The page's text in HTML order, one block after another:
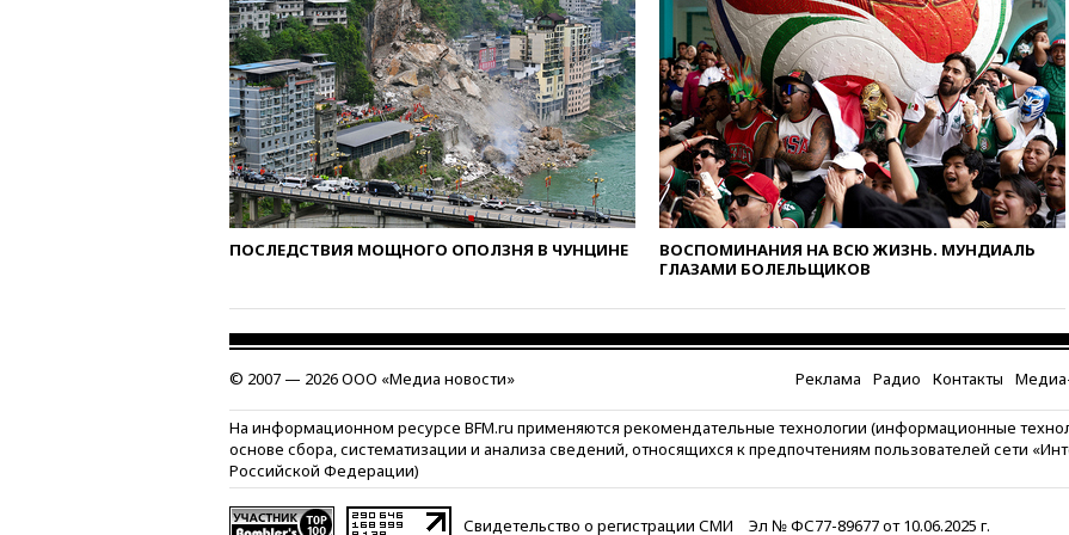
вчера, 17:45Шуваев сообщил
об учащении атак ВСУ на
Белгородскую область
вчера, 17:35Шуваев за два с
половиной месяца посетил
все округа Белгородской
области
вчера, 17:25Путин встретился
Белгородской области
Шуваевым
начальник тыла Санчик не
объемами работ
вчера, 17:15
введен план «Ковер»
погибла женщина
ПОСЛЕДСТВИЯ МОЩНОГО ОПОЛЗНЯ В ЧУНЦИНЕ
ВОСПОМИНАНИЯ НА ВСЮ ЖИЗНЬ. МУНДИАЛЬ
ГЛАЗАМИ БОЛЕЛЬЩИКОВ
© 2007 — 2026 ООО «Медиа новости» Реклама Радио Контакты
На информационном ресурсе BFM.ru применяются рекомендательные технологии (информационные
основе сбора, систематизации и анализа сведений, относящихся к предпочтениям пользователей сети
Российской Федерации)
Свидетельство о регистрации СМИ Эл № ФС77-89677 от 10.06.2025 г.